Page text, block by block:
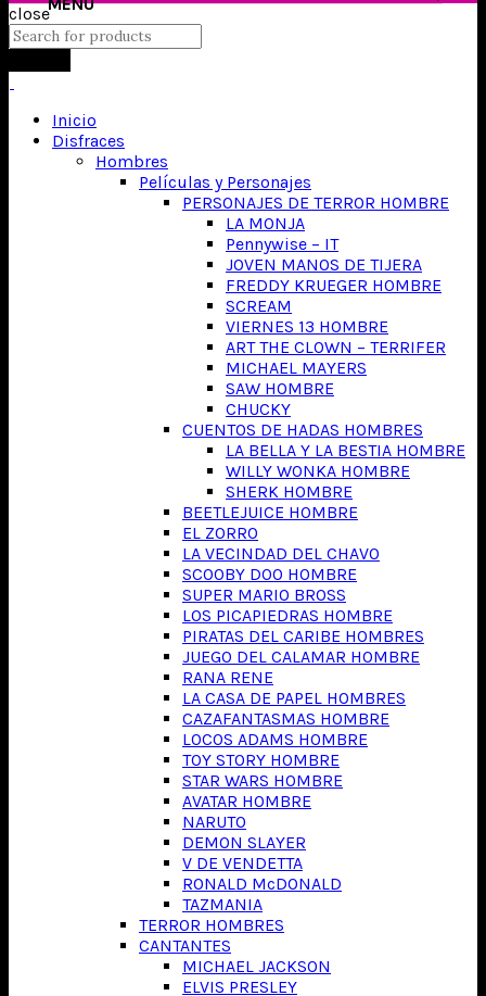
close
Inicio
Disfraces
Hombres
Películas y Personajes
PERSONAJES DE TERROR HOMBRE
LA MONJA
Pennywise – IT
JOVEN MANOS DE TIJERA
FREDDY KRUEGER HOMBRE
SCREAM
VIERNES 13 HOMBRE
ART THE CLOWN – TERRIFER
MICHAEL MAYERS
SAW HOMBRE
CHUCKY
CUENTOS DE HADAS HOMBRES
LA BELLA Y LA BESTIA HOMBRE
WILLY WONKA HOMBRE
SHERK HOMBRE
BEETLEJUICE HOMBRE
EL ZORRO
LA VECINDAD DEL CHAVO
SCOOBY DOO HOMBRE
SUPER MARIO BROSS
LOS PICAPIEDRAS HOMBRE
PIRATAS DEL CARIBE HOMBRES
JUEGO DEL CALAMAR HOMBRE
RANA RENE
LA CASA DE PAPEL HOMBRES
CAZAFANTASMAS HOMBRE
LOCOS ADAMS HOMBRE
TOY STORY HOMBRE
STAR WARS HOMBRE
AVATAR HOMBRE
NARUTO
DEMON SLAYER
V DE VENDETTA
RONALD McDONALD
TAZMANIA
TERROR HOMBRES
CANTANTES
MICHAEL JACKSON
ELVIS PRESLEY